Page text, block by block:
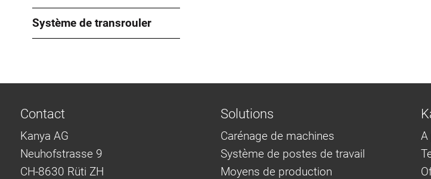
Système de transrouler
Contact
Kanya AG
Neuhofstrasse 9
CH-8630 Rüti ZH
Solutions
Carénage de machines
Système de postes de travail
Moyens de production
A